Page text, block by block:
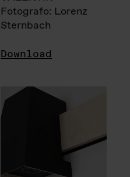
Fotografo: Lorenz
Sternbach
Download